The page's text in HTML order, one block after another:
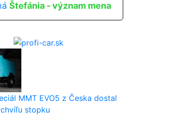
Štefánia - význam mena
MMT EVO5 z Česka dostal
stopku